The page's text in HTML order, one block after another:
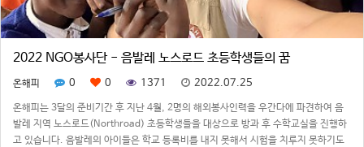
2022 NGO봉사단 - 음발레 노스로드 초등학생들의 꿈
온해피 0 0 1371 2022.07.25
온해피는 3달의 준비기간 후 지난 4월, 2명의 해외봉사인력을 우간다에 파견하여 음
발레 지역 노스로드(Northroad) 초등학생들을 대상으로 방과 후 수학교실을 진행하
고 있습니다. 음발레의 아이들은 학교 등록비를 내지 못해서 시험을 치루지 못하기도